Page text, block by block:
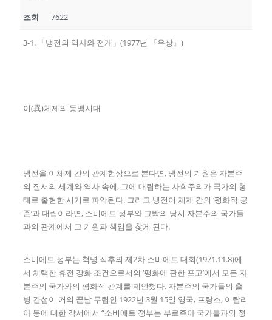
조회 7622
3-1. 「냉전의 역사와 전개」(1977년 『우상』)
이(異)체제의 동맹시대
냉전을 이체제 간의 관계현상으로 본다면, 냉전의 기원은 자본주
의 질서의 세계와 역사 속에, 그에 대립하는 사회주의가 국가의 형
태로 출현한 시기로 파악된다. 그리고 냉전이 체제 간의 ‘평화적 공
존’과 대립이라면, 소비에트 정부와 그밖의 당시 자본주의 국가들
과의 관계에서 그 기원과 책임을 찾게 된다.
소비에트 정부는 혁명 직후의 제2차 소비에트 대회(1971.11.8)에
서 체택한 휴전 강화 조건으로서의 ‘평화에 관한 포고’에서 모든 자
본주의 국가와의 평화적 관계를 제안했다. 자본주의 국가들의 출
병 간섭이 거의 끝날 무렵인 1922년 3월 15일 영국, 프랑스, 이탈리
아 등에 대한 각서에서 “소비에트 정부는 부르주아 국가들과의 정